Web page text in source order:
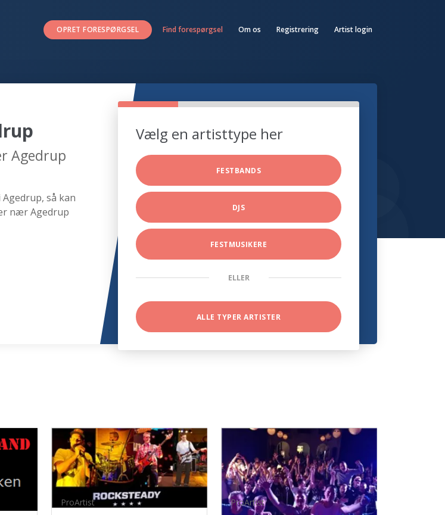
OPRET FORESPØRGSEL Find forespørgsel Om os Registrering Artist login
Agedrup
så kan
nær Agedrup
Vælg en artisttype her
FESTBANDS
DJS
FESTMUSIKERE
ELLER
ALLE TYPER ARTISTER
ProArtist ProArtist